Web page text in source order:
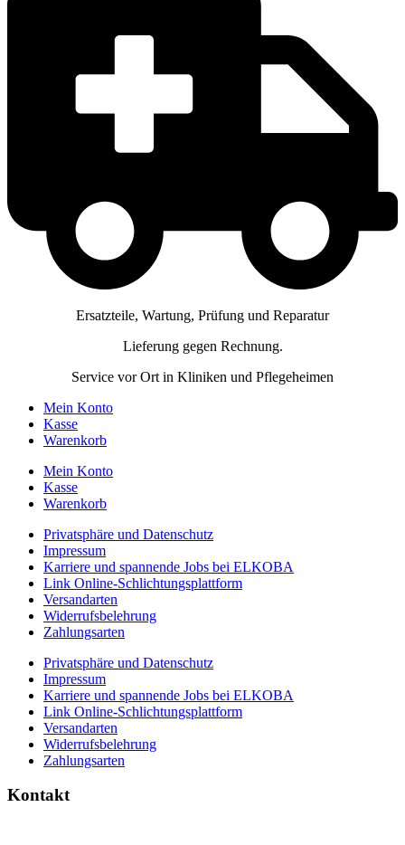
Ersatzteile, Wartung, Prüfung und Reparatur
Lieferung gegen Rechnung.
Service vor Ort in Kliniken und Pflegeheimen
Mein Konto
Kasse
Warenkorb
Mein Konto
Kasse
Warenkorb
Privatsphäre und Datenschutz
Impressum
Karriere und spannende Jobs bei ELKOBA
Link Online-Schlichtungsplattform
Versandarten
Widerrufsbelehrung
Zahlungsarten
Privatsphäre und Datenschutz
Impressum
Karriere und spannende Jobs bei ELKOBA
Link Online-Schlichtungsplattform
Versandarten
Widerrufsbelehrung
Zahlungsarten
Kontakt